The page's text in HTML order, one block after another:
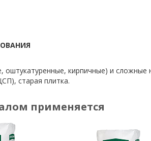
оштукатуренные, кирпичные) и
старая плитка.
применяется